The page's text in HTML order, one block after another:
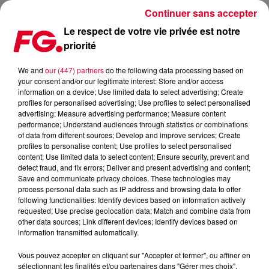
UN SET VIDÉO DE "ALIVE 2007" DES DAFT PUNK EST
Publié : 25 janvier 2021 à 11h36 par Patrick Urban
Le respect de votre vie privée est notre
priorité
We and our (447) partnersdo the following data processing based on
your consent and/or our legitimate interest: Store and/or access
information on a device; Use limited data to select advertising; Create
profiles for personalised advertising; Use profiles to select personalised
advertising; Measure advertising performance; Measure content
performance; Understand audiences through statistics or combinations
of data from different sources; Develop and improve services; Create
profiles to personalise content; Use profiles to select personalised
content; Use limited data to select content; Ensure security, prevent and
detect fraud, and fix errors; Deliver and present advertising and content;
Save and communicate privacy choices. These technologies may
process personal data such as IP address and browsing data to offer
following functionalities: Identify devices based on information actively
requested; Use precise geolocation data; Match and combine data from
other data sources; Link different devices; Identify devices based on
information transmitted automatically.
Vous pouvez accepter en cliquant sur "Accepter et fermer", ou affiner en
sélectionnant les finalités et/ou partenaires dans "Gérer mes choix".
Continuer sans accepter